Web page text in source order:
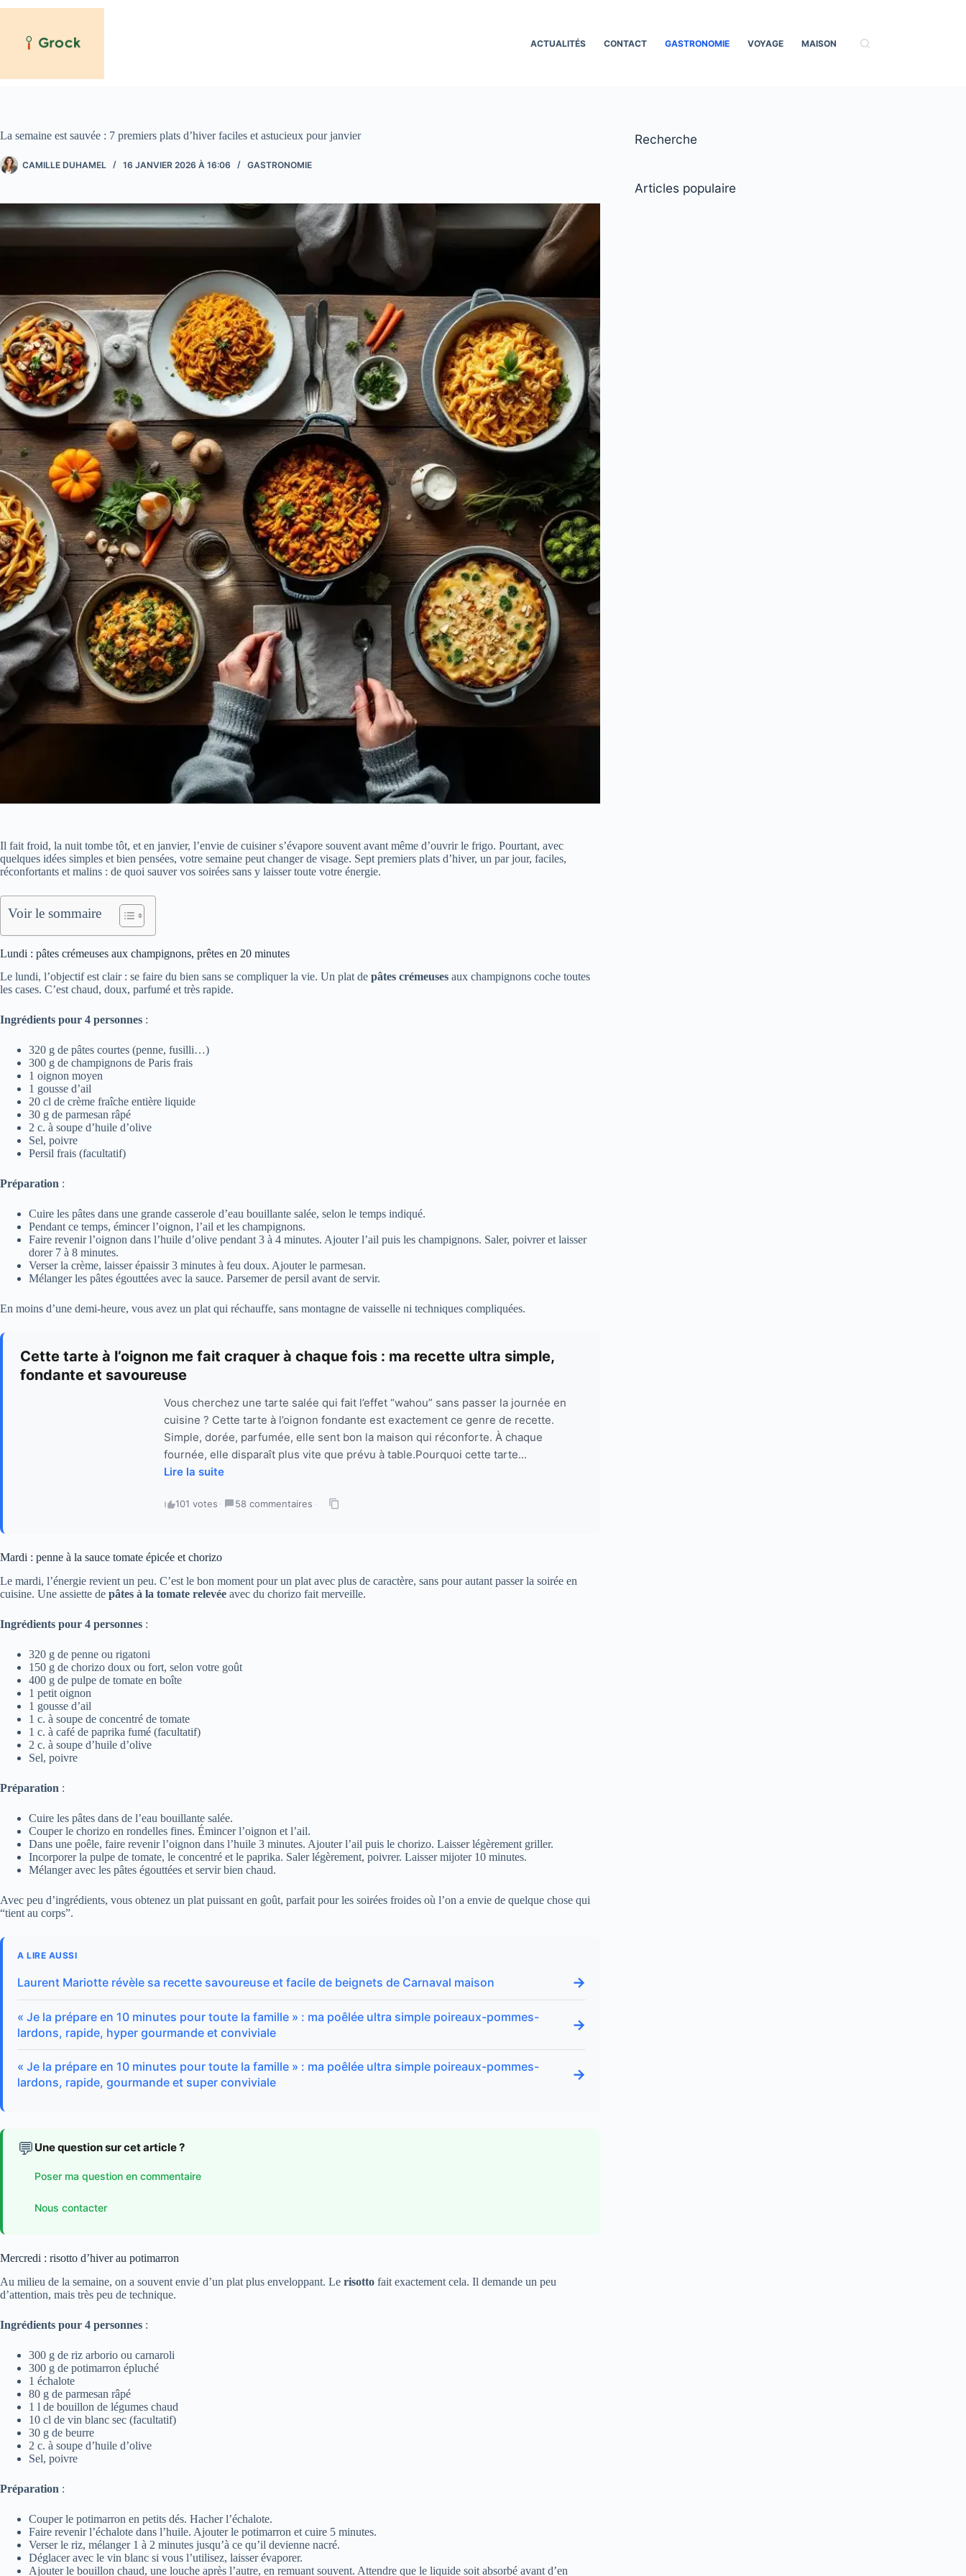
Passer
ACTUALITÉS CONTACT GASTRONOMIE VOYAGE MAISON
La semaine est sauvée : 7 premiers plats d’hiver faciles et astucieux pour janvier
CAMILLE DUHAMEL 16 JANVIER 2026 À 16:06 GASTRONOMIE
Il fait froid, la nuit tombe tôt, et en janvier, l’envie de cuisiner s’évapore souvent avant même d’ouvrir le frigo. Pourtant, avec
quelques idées simples et bien pensées, votre semaine peut changer de visage. Sept premiers plats d’hiver, un par jour, faciles,
réconfortants et malins : de quoi sauver vos soirées sans y laisser toute votre énergie.
Voir le sommaire
Lundi : pâtes crémeuses aux champignons, prêtes en 20 minutes
Le lundi, l’objectif est clair : se faire du bien sans se compliquer la vie. Un plat de pâtes crémeuses aux champignons coche toutes
les cases. C’est chaud, doux, parfumé et très rapide.
Ingrédients pour 4 personnes :
320 g de pâtes courtes (penne, fusilli…)
300 g de champignons de Paris frais
1 oignon moyen
1 gousse d’ail
20 cl de crème fraîche entière liquide
30 g de parmesan râpé
2 c. à soupe d’huile d’olive
Sel, poivre
Persil frais (facultatif)
Préparation :
Cuire les pâtes dans une grande casserole d’eau bouillante salée, selon le temps indiqué.
Pendant ce temps, émincer l’oignon, l’ail et les champignons.
Faire revenir l’oignon dans l’huile d’olive pendant 3 à 4 minutes. Ajouter l’ail puis les champignons. Saler, poivrer et laisser
dorer 7 à 8 minutes.
Verser la crème, laisser épaissir 3 minutes à feu doux. Ajouter le parmesan.
Mélanger les pâtes égouttées avec la sauce. Parsemer de persil avant de servir.
En moins d’une demi-heure, vous avez un plat qui réchauffe, sans montagne de vaisselle ni techniques compliquées.
Cette tarte à l’oignon me fait craquer à chaque fois : ma recette ultra simple,
fondante et savoureuse
Vous cherchez une tarte salée qui fait l’effet “wahou” sans passer la journée en
cuisine ? Cette tarte à l’oignon fondante est exactement ce genre de recette.
Simple, dorée, parfumée, elle sent bon la maison qui réconforte. À chaque
fournée, elle disparaît plus vite que prévu à table.Pourquoi cette tarte...
Lire la suite
101 votes · 58 commentaires ·
Mardi : penne à la sauce tomate épicée et chorizo
Le mardi, l’énergie revient un peu. C’est le bon moment pour un plat avec plus de caractère, sans pour autant passer la soirée en
cuisine. Une assiette de pâtes à la tomate relevée avec du chorizo fait merveille.
Ingrédients pour 4 personnes :
320 g de penne ou rigatoni
150 g de chorizo doux ou fort, selon votre goût
400 g de pulpe de tomate en boîte
1 petit oignon
1 gousse d’ail
1 c. à soupe de concentré de tomate
1 c. à café de paprika fumé (facultatif)
2 c. à soupe d’huile d’olive
Sel, poivre
Préparation :
Cuire les pâtes dans de l’eau bouillante salée.
Couper le chorizo en rondelles fines. Émincer l’oignon et l’ail.
Dans une poêle, faire revenir l’oignon dans l’huile 3 minutes. Ajouter l’ail puis le chorizo. Laisser légèrement griller.
Incorporer la pulpe de tomate, le concentré et le paprika. Saler légèrement, poivrer. Laisser mijoter 10 minutes.
Mélanger avec les pâtes égouttées et servir bien chaud.
Avec peu d’ingrédients, vous obtenez un plat puissant en goût, parfait pour les soirées froides où l’on a envie de quelque chose qui
“tient au corps”.
A LIRE AUSSI
Laurent Mariotte révèle sa recette savoureuse et facile de beignets de Carnaval maison →
« Je la prépare en 10 minutes pour toute la famille » : ma poêlée ultra simple poireaux-pommes-
lardons, rapide, hyper gourmande et conviviale
→
« Je la prépare en 10 minutes pour toute la famille » : ma poêlée ultra simple poireaux-pommes-
lardons, rapide, gourmande et super conviviale
→
💬 Une question sur cet article ?
Poser ma question en commentaire
Nous contacter
Mercredi : risotto d’hiver au potimarron
Au milieu de la semaine, on a souvent envie d’un plat plus enveloppant. Le risotto fait exactement cela. Il demande un peu
d’attention, mais très peu de technique.
Ingrédients pour 4 personnes :
300 g de riz arborio ou carnaroli
300 g de potimarron épluché
1 échalote
80 g de parmesan râpé
1 l de bouillon de légumes chaud
10 cl de vin blanc sec (facultatif)
30 g de beurre
2 c. à soupe d’huile d’olive
Sel, poivre
Préparation :
Couper le potimarron en petits dés. Hacher l’échalote.
Faire revenir l’échalote dans l’huile. Ajouter le potimarron et cuire 5 minutes.
Verser le riz, mélanger 1 à 2 minutes jusqu’à ce qu’il devienne nacré.
Déglacer avec le vin blanc si vous l’utilisez, laisser évaporer.
Ajouter le bouillon chaud, une louche après l’autre, en remuant souvent. Attendre que le liquide soit absorbé avant d’en
Recherche
Articles populaire